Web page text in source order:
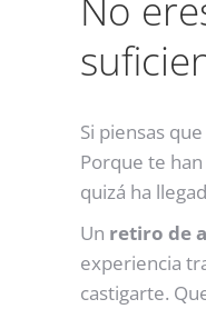
No
Si piensas
Porque te
quizá ha
Un retiro de
experiencia
castigarte.